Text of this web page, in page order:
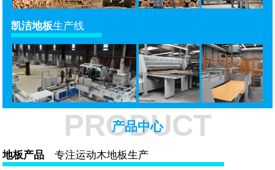
凯洁地板生产线
PRODUCT
产品中心
地板产品 专注运动木地板生产